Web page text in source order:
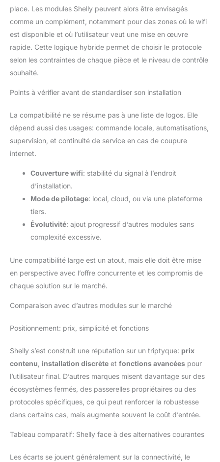
place. Les modules Shelly peuvent alors être envisagés
comme un complément, notamment pour des zones où le wifi
est disponible et où l’utilisateur veut une mise en œuvre
rapide. Cette logique hybride permet de choisir le protocole
selon les contraintes de chaque pièce et le niveau de contrôle
souhaité.
Points à vérifier avant de standardiser son installation
La compatibilité ne se résume pas à une liste de logos. Elle
dépend aussi des usages: commande locale, automatisations,
supervision, et continuité de service en cas de coupure
internet.
Couverture wifi: stabilité du signal à l’endroit
d’installation.
Mode de pilotage: local, cloud, ou via une plateforme
tiers.
Évolutivité: ajout progressif d’autres modules sans
complexité excessive.
Une compatibilité large est un atout, mais elle doit être mise
en perspective avec l’offre concurrente et les compromis de
chaque solution sur le marché.
Comparaison avec d’autres modules sur le marché
Positionnement: prix, simplicité et fonctions
Shelly s’est construit une réputation sur un triptyque: prix
contenu installation discrète et fonctions avancées pour
l’utilisateur final. D’autres marques misent davantage sur des
écosystèmes fermés, des passerelles propriétaires ou des
protocoles spécifiques, ce qui peut renforcer la robustesse
dans certains cas, mais augmente souvent le coût d’entrée.
Tableau comparatif: Shelly face à des alternatives courantes
Les écarts se jouent généralement sur la connectivité, le